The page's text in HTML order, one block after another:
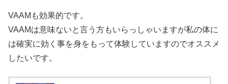
VAAMも効果的です。
VAAMは意味ないと言う方もいらっしゃいますが私の体に
は確実に効く事を身をもって体験していますのでオススメ
したいです。